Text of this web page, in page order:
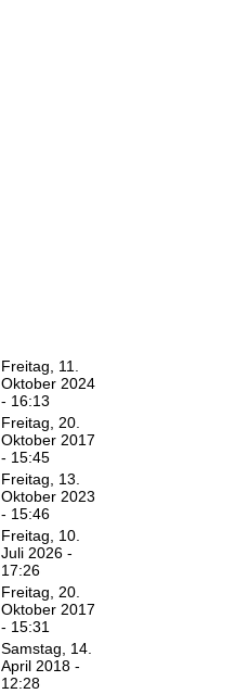
Freitag, 11.
Oktober 2024
- 16:13
Freitag, 20.
Oktober 2017
- 15:45
Freitag, 13.
Oktober 2023
- 15:46
Freitag, 10.
Juli 2026 -
17:26
Freitag, 20.
Oktober 2017
- 15:31
Samstag, 14.
April 2018 -
12:28